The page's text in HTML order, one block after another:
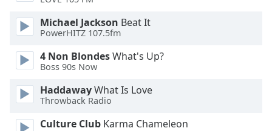
Opacity
Background
Color
Opacity
Michael Jackson Beat It
PowerHITZ 107.5fm
4 Non BlondesWhat's Up?
Boss 90s Now
HaddawayWhat Is Love
Throwback Radio
Culture Club Karma Chameleon